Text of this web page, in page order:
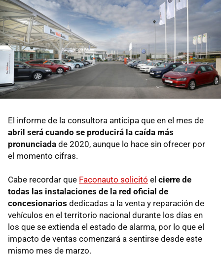
El informe de la consultora anticipa que en el mes de
abril será cuando se producirá la caída más
pronunciada de 2020, aunque lo hace sin ofrecer por
el momento cifras.
Cabe recordar que Faconauto solicitó el cierre de
todas las instalaciones de la red oficial de
concesionarios dedicadas a la venta y reparación de
vehículos en el territorio nacional durante los días en
los que se extienda el estado de alarma, por lo que el
impacto de ventas comenzará a sentirse desde este
mismo mes de marzo.